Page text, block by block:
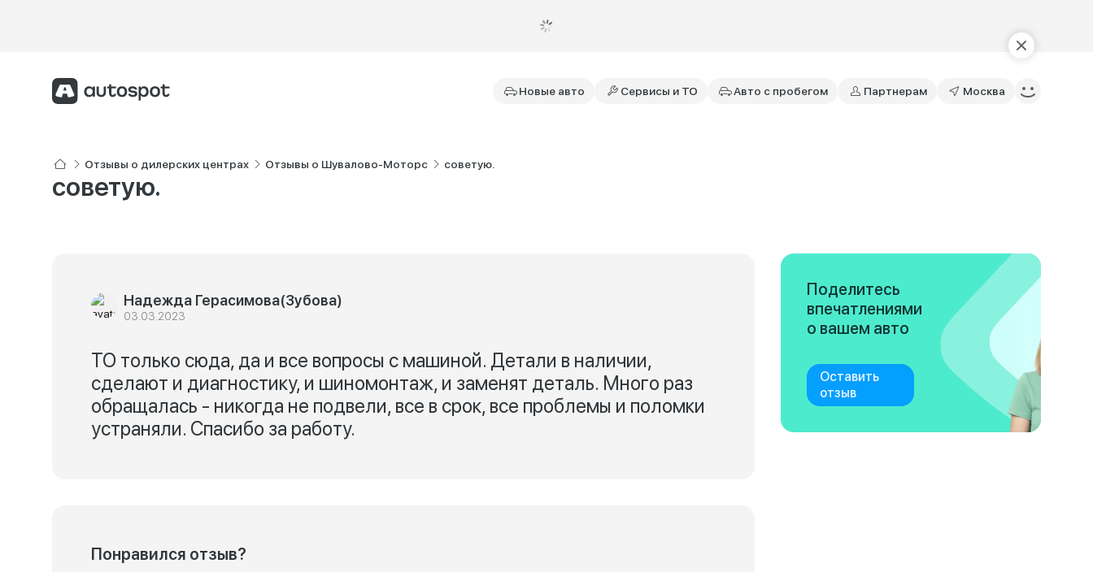
Новые авто Сервисы и ТО Авто с пробегом Партнерам Москва
Отзывы о дилерских центрах Отзывы о Шувалово-Моторс советую.
советую.
Надежда Герасимова(Зубова)
03.03.2023
ТО только сюда, да и все вопросы с машиной. Детали в наличии,
сделают и диагностику, и шиномонтаж, и заменят деталь. Много раз
обращалась - никогда не подвели, все в срок, все проблемы и поломки
устраняли. Спасибо за работу.
Понравился отзыв?
Поделитесь
впечатлениями
о вашем авто
Оставить
отзыв